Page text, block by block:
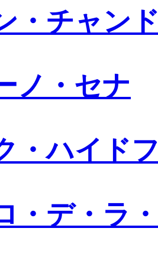
・チャン
ノ・セナ
・ハイド
・デ・ラ